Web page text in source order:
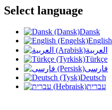
Select language
Dansk
English
العربية
Türkçe
فارسی
Deutsch
עברית